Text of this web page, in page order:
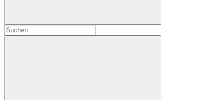
Suchformular
öffnen
Suchen
nach: